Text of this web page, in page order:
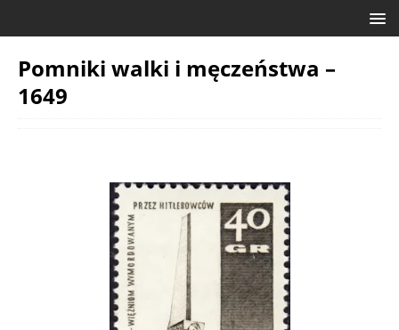
Pomniki walki i męczeństwa –
1649